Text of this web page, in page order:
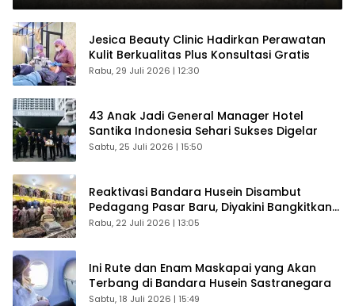
Jesica Beauty Clinic Hadirkan Perawatan
Kulit Berkualitas Plus Konsultasi Gratis
Rabu, 29 Juli 2026 | 12:30
43 Anak Jadi General Manager Hotel
Santika Indonesia Sehari Sukses Digelar
Sabtu, 25 Juli 2026 | 15:50
Reaktivasi Bandara Husein Disambut
Pedagang Pasar Baru, Diyakini Bangkitkan
Kembali Ekonomi Bandung
Rabu, 22 Juli 2026 | 13:05
Ini Rute dan Enam Maskapai yang Akan
Terbang di Bandara Husein Sastranegara
Sabtu, 18 Juli 2026 | 15:49